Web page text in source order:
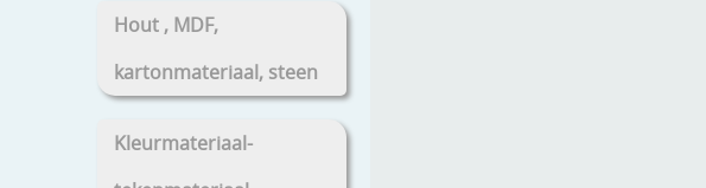
Hout , MDF,
kartonmateriaal, steen
Kleurmateriaal-